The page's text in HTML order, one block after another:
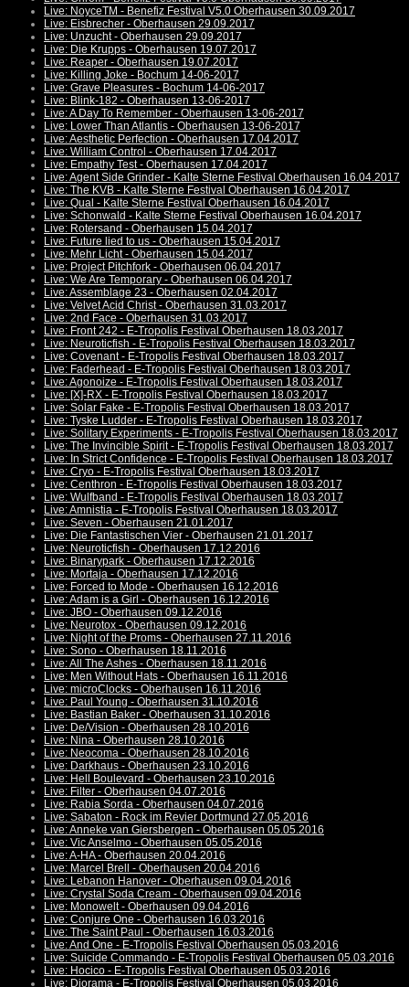
Live: NoyceTM - Benefiz Festival V5.0 Oberhausen 30.09.2017
Live: Eisbrecher - Oberhausen 29.09.2017
Live: Unzucht - Oberhausen 29.09.2017
Live: Die Krupps - Oberhausen 19.07.2017
Live: Reaper - Oberhausen 19.07.2017
Live: Killing Joke - Bochum 14-06-2017
Live: Grave Pleasures - Bochum 14-06-2017
Live: Blink-182 - Oberhausen 13-06-2017
Live: A Day To Remember - Oberhausen 13-06-2017
Live: Lower Than Atlantis - Oberhausen 13-06-2017
Live: Aesthetic Perfection - Oberhausen 17.04.2017
Live: William Control - Oberhausen 17.04.2017
Live: Empathy Test - Oberhausen 17.04.2017
Live: Agent Side Grinder - Kalte Sterne Festival Oberhausen 16.04.2017
Live: The KVB - Kalte Sterne Festival Oberhausen 16.04.2017
Live: Qual - Kalte Sterne Festival Oberhausen 16.04.2017
Live: Schonwald - Kalte Sterne Festival Oberhausen 16.04.2017
Live: Rotersand - Oberhausen 15.04.2017
Live: Future lied to us - Oberhausen 15.04.2017
Live: Mehr Licht - Oberhausen 15.04.2017
Live: Project Pitchfork - Oberhausen 06.04.2017
Live: We Are Temporary - Oberhausen 06.04.2017
Live: Assemblage 23 - Oberhausen 02.04.2017
Live: Velvet Acid Christ - Oberhausen 31.03.2017
Live: 2nd Face - Oberhausen 31.03.2017
Live: Front 242 - E-Tropolis Festival Oberhausen 18.03.2017
Live: Neuroticfish - E-Tropolis Festival Oberhausen 18.03.2017
Live: Covenant - E-Tropolis Festival Oberhausen 18.03.2017
Live: Faderhead - E-Tropolis Festival Oberhausen 18.03.2017
Live: Agonoize - E-Tropolis Festival Oberhausen 18.03.2017
Live: [X]-RX - E-Tropolis Festival Oberhausen 18.03.2017
Live: Solar Fake - E-Tropolis Festival Oberhausen 18.03.2017
Live: Tyske Ludder - E-Tropolis Festival Oberhausen 18.03.2017
Live: Solitary Experiments - E-Tropolis Festival Oberhausen 18.03.2017
Live: The Invincible Spirit - E-Tropolis Festival Oberhausen 18.03.2017
Live: In Strict Confidence - E-Tropolis Festival Oberhausen 18.03.2017
Live: Cryo - E-Tropolis Festival Oberhausen 18.03.2017
Live: Centhron - E-Tropolis Festival Oberhausen 18.03.2017
Live: Wulfband - E-Tropolis Festival Oberhausen 18.03.2017
Live: Amnistia - E-Tropolis Festival Oberhausen 18.03.2017
Live: Seven - Oberhausen 21.01.2017
Live: Die Fantastischen Vier - Oberhausen 21.01.2017
Live: Neuroticfish - Oberhausen 17.12.2016
Live: Binarypark - Oberhausen 17.12.2016
Live: Mortaja - Oberhausen 17.12.2016
Live: Forced to Mode - Oberhausen 16.12.2016
Live: Adam is a Girl - Oberhausen 16.12.2016
Live: JBO - Oberhausen 09.12.2016
Live: Neurotox - Oberhausen 09.12.2016
Live: Night of the Proms - Oberhausen 27.11.2016
Live: Sono - Oberhausen 18.11.2016
Live: All The Ashes - Oberhausen 18.11.2016
Live: Men Without Hats - Oberhausen 16.11.2016
Live: microClocks - Oberhausen 16.11.2016
Live: Paul Young - Oberhausen 31.10.2016
Live: Bastian Baker - Oberhausen 31.10.2016
Live: De/Vision - Oberhausen 28.10.2016
Live: Nina - Oberhausen 28.10.2016
Live: Neocoma - Oberhausen 28.10.2016
Live: Darkhaus - Oberhausen 23.10.2016
Live: Hell Boulevard - Oberhausen 23.10.2016
Live: Filter - Oberhausen 04.07.2016
Live: Rabia Sorda - Oberhausen 04.07.2016
Live: Sabaton - Rock im Revier Dortmund 27.05.2016
Live: Anneke van Giersbergen - Oberhausen 05.05.2016
Live: Vic Anselmo - Oberhausen 05.05.2016
Live: A-HA - Oberhausen 20.04.2016
Live: Marcel Brell - Oberhausen 20.04.2016
Live: Lebanon Hanover - Oberhausen 09.04.2016
Live: Crystal Soda Cream - Oberhausen 09.04.2016
Live: Monowelt - Oberhausen 09.04.2016
Live: Conjure One - Oberhausen 16.03.2016
Live: The Saint Paul - Oberhausen 16.03.2016
Live: And One - E-Tropolis Festival Oberhausen 05.03.2016
Live: Suicide Commando - E-Tropolis Festival Oberhausen 05.03.2016
Live: Hocico - E-Tropolis Festival Oberhausen 05.03.2016
Live: Diorama - E-Tropolis Festival Oberhausen 05.03.2016